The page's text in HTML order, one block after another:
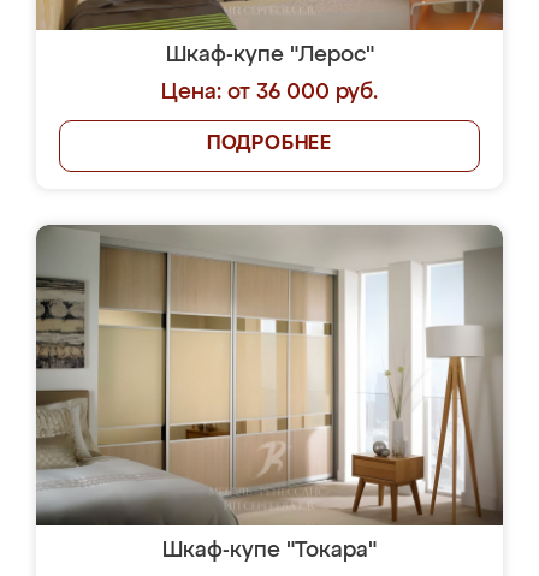
Шкаф-купе "Лерос"
Цена: от 36 000 руб.
ПОДРОБНЕЕ
Шкаф-купе "Токара"